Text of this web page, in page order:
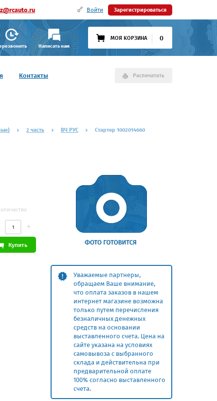
Войти Зарегистрироваться
Написать нам
МОЯ КОРЗИНА 0
Контакты Распечатать
2 часть ВЧ РУС Стартер 1002014660
Уважаемые партнеры,
обращаем Ваше внимание,
что оплата заказов в нашем
интернет магазине возможна
только путем перечисления
безналичных денежных
средств на основании
выставленного счета. Цена на
сайте указана на условиях
самовывоза с выбранного
склада и действительна при
предварительной оплате
100% согласно выставленного
счета.
Купить